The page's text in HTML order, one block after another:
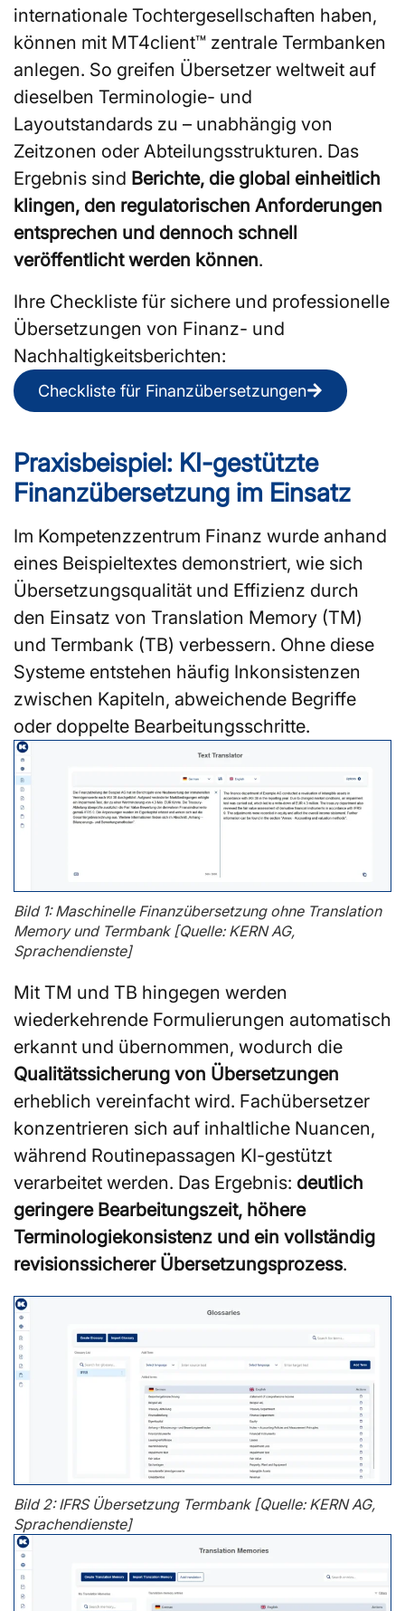
internationale Tochtergesellschaften haben,
können mit MT4client™ zentrale Termbanken
anlegen. So greifen Übersetzer weltweit auf
dieselben Terminologie- und
Layoutstandards zu – unabhängig von
Zeitzonen oder Abteilungsstrukturen. Das
Ergebnis sind Berichte, die global einheitlich
klingen, den regulatorischen Anforderungen
entsprechen und dennoch schnell
veröffentlicht werden können.
Ihre Checkliste für sichere und professionelle
Übersetzungen von Finanz- und
Nachhaltigkeitsberichten:
Checkliste für Finanzübersetzungen
Praxisbeispiel: KI-gestützte
Finanzübersetzung im Einsatz
Im Kompetenzzentrum Finanz wurde anhand
eines Beispieltextes demonstriert, wie sich
Übersetzungsqualität und Effizienz durch
den Einsatz von Translation Memory (TM)
und Termbank (TB) verbessern. Ohne diese
Systeme entstehen häufig Inkonsistenzen
zwischen Kapiteln, abweichende Begriffe
oder doppelte Bearbeitungsschritte.
Bild 1: Maschinelle Finanzübersetzung ohne Translation
Memory und Termbank [Quelle: KERN AG,
Sprachendienste]
Mit TM und TB hingegen werden
wiederkehrende Formulierungen automatisch
erkannt und übernommen, wodurch die
Qualitätssicherung von Übersetzungen
erheblich vereinfacht wird. Fachübersetzer
konzentrieren sich auf inhaltliche Nuancen,
während Routinepassagen KI-gestützt
verarbeitet werden. Das Ergebnis: deutlich
geringere Bearbeitungszeit, höhere
Terminologiekonsistenz und ein vollständig
revisionssicherer Übersetzungsprozess.
Bild 2: IFRS Übersetzung Termbank [Quelle: KERN AG,
Sprachendienste]